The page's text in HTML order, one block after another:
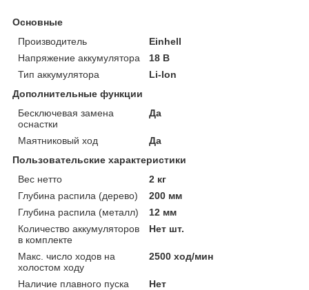
Основные
Производитель
Einhell
Напряжение аккумулятора
18 В
Тип аккумулятора
Li-Ion
Дополнительные функции
Бесключевая замена
оснастки
Да
Маятниковый ход
Да
Пользовательские характеристики
Вес нетто
2 кг
Глубина распила (дерево)
200 мм
Глубина распила (металл)
12 мм
Количество аккумуляторов
в комплекте
Нет шт.
Макс. число ходов на
холостом ходу
2500 ход/мин
Наличие плавного пуска
Нет